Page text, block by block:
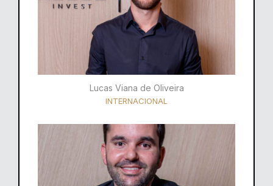
Lucas Viana de Oliveira
INTERNACIONAL